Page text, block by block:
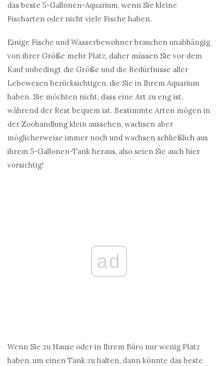
das beste 5-Gallonen-Aquarium, wenn Sie kleine
Fischarten oder nicht viele Fische haben.
Einige Fische und Wasserbewohner brauchen unabhängig
von ihrer Größe mehr Platz, daher müssen Sie vor dem
Kauf unbedingt die Größe und die Bedürfnisse aller
Lebewesen berücksichtigen, die Sie in Ihrem Aquarium
haben. Sie möchten nicht, dass eine Art zu eng ist,
während der Rest bequem ist. Bestimmte Arten mögen in
der Zoohandlung klein aussehen, wachsen aber
möglicherweise immer noch und wachsen schließlich aus
ihrem 5-Gallonen-Tank heraus, also seien Sie auch hier
vorsichtig!
ad
Wenn Sie zu Hause oder in Ihrem Büro nur wenig Platz
haben, um einen Tank zu halten, dann könnte das beste